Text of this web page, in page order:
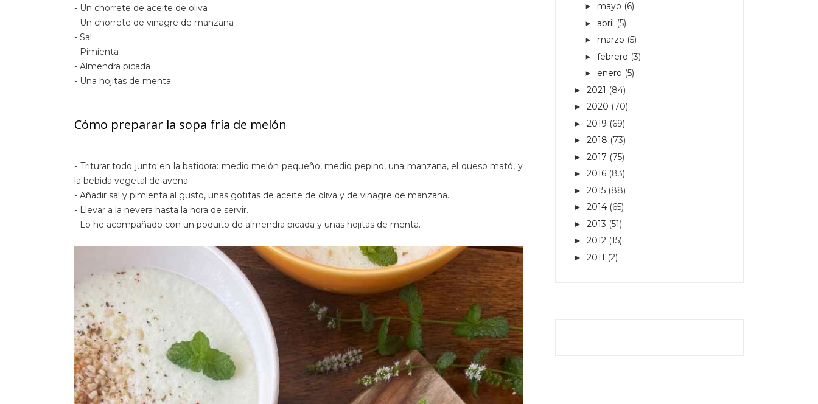
- Un chorrete de aceite de oliva
- Un chorrete de vinagre de manzana
- Sal
- Pimienta
- Almendra picada
- Una hojitas de menta
Cómo preparar la sopa fría de melón
- Triturar todo junto en la batidora: medio melón pequeño, medio pepino, una manzana, el queso mató, y
la bebida vegetal de avena.
- Añadir sal y pimienta al gusto, unas gotitas de aceite de oliva y de vinagre de manzana.
- Llevar a la nevera hasta la hora de servir.
- Lo he acompañado con un poquito de almendra picada y unas hojitas de menta.
► mayo (6)
► abril (5)
► marzo (5)
► febrero (3)
► enero (5)
► 2021 (84)
► 2020 (70)
► 2019 (69)
► 2018 (73)
► 2017 (75)
► 2016 (83)
► 2015 (88)
► 2014 (65)
► 2013 (51)
► 2012 (15)
► 2011 (2)